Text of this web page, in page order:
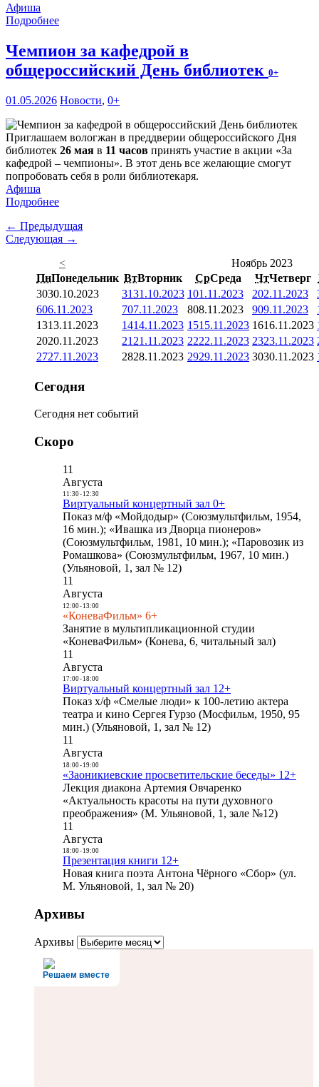
Афиша
Подробнее
Чемпион за кафедрой в
общероссийский День библиотек 0+
01.05.2026 Новости, 0+
Приглашаем вологжан в преддверии общероссийского Дня
библиотек 26 мая в 11 часов принять участие в акции «За
кафедрой – чемпионы». В этот день все желающие смогут
попробовать себя в роли библиотекаря.
Афиша
Подробнее
← Предыдущая
Следующая →
<
Ноябрь 2023
ПнПонедельник ВтВторник СрСреда ЧтЧетверг
3030.10.2023 3131.10.2023 101.11.2023 202.11.2023
606.11.2023 707.11.2023 808.11.2023 909.11.2023
1313.11.2023 1414.11.2023 1515.11.2023 1616.11.2023
2020.11.2023 21 21.11.2023 2222.11.2023 2323.11.2023
2727.11.2023 2828.11.2023 2929.11.2023 3030.11.2023
Сегодня
Сегодня нет событий
Скоро
11
Августа
11:30- 12:30
Виртуальный концертный зал 0+
Показ м/ф «Мойдодыр» (Союзмультфильм, 1954,
16 мин.); «Ивашка из Дворца пионеров»
(Союзмультфильм, 1981, 10 мин.); «Паровозик из
Ромашкова» (Союзмультфильм, 1967, 10 мин.)
(Ульяновой, 1, зал № 12)
11
Августа
12:00- 13:00
«КоневаФильм» 6+
Занятие в мультипликационной студии
«КоневаФильм» (Конева, 6, читальный зал)
11
Августа
17:00- 18:00
Виртуальный концертный зал 12+
Показ х/ф «Смелые люди» к 100-летию актера
театра и кино Сергея Гурзо (Мосфильм, 1950, 95
мин.) (Ульяновой, 1, зал № 12)
11
Августа
18:00- 19:00
«Заоникиевские просветительские беседы» 12+
Лекция диакона Артемия Овчаренко
«Актуальность красоты на пути духовного
преображения» (М. Ульяновой, 1, зале №12)
11
Августа
18:00- 19:00
Презентация книги 12+
Новая книга поэта Антона Чёрного «Сбор» (ул.
М. Ульяновой, 1, зал № 20)
Архивы
Архивы
Решаем вместе